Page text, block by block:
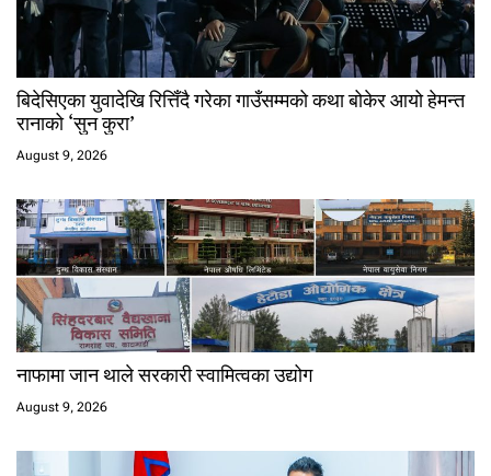
बिदेसिएका युवादेखि रित्तिँदै गरेका गाउँसम्मको कथा बोकेर आयो हेमन्त
रानाको ‘सुन कुरा’
August 9, 2026
नाफामा जान थाले सरकारी स्वामित्वका उद्योग
August 9, 2026